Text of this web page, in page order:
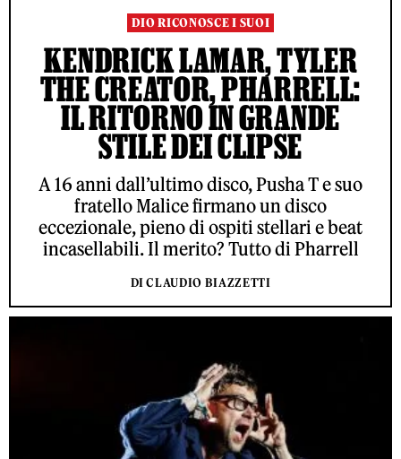
DIO RICONOSCE I SUOI
KENDRICK LAMAR, TYLER
THE CREATOR, PHARRELL:
IL RITORNO IN GRANDE
STILE DEI CLIPSE
A 16 anni dall’ultimo disco, Pusha T e suo
fratello Malice firmano un disco
eccezionale, pieno di ospiti stellari e beat
incasellabili. Il merito? Tutto di Pharrell
DI CLAUDIO BIAZZETTI